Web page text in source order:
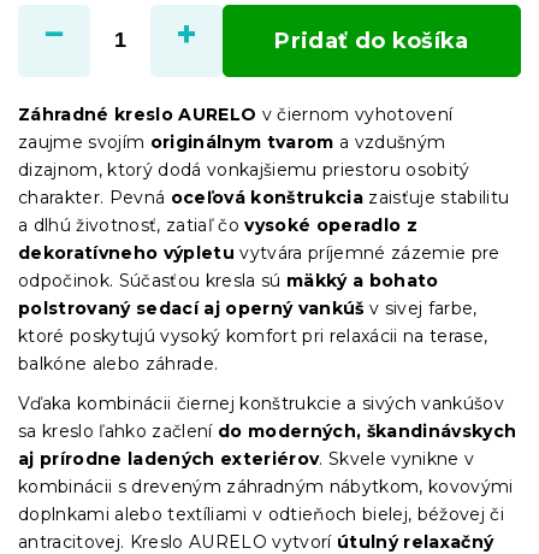
cena:
Pridať do košíka
Záhradné kreslo AURELO v čiernom vyhotovení
zaujme svojím originálnym tvarom a vzdušným
dizajnom, ktorý dodá vonkajšiemu priestoru osobitý
charakter. Pevná oceľová konštrukcia zaisťuje stabilitu
a dlhú životnosť, zatiaľ čovysoké operadlo z
dekoratívneho výpletu vytvára príjemné zázemie pre
odpočinok. Súčasťou kresla sú mäkký a bohato
polstrovaný sedací aj operný vankúš v sivej farbe,
ktoré poskytujú vysoký komfort pri relaxácii na terase,
balkóne alebo záhrade.
Vďaka kombinácii čiernej konštrukcie a sivých vankúšov
sa kreslo ľahko začlení do moderných, škandinávskych
aj prírodne ladených exteriérov. Skvele vynikne v
kombinácii s dreveným záhradným nábytkom, kovovými
doplnkami alebo textíliami v odtieňoch bielej, béžovej či
antracitovej. Kreslo AURELO vytvorí útulný relaxačný